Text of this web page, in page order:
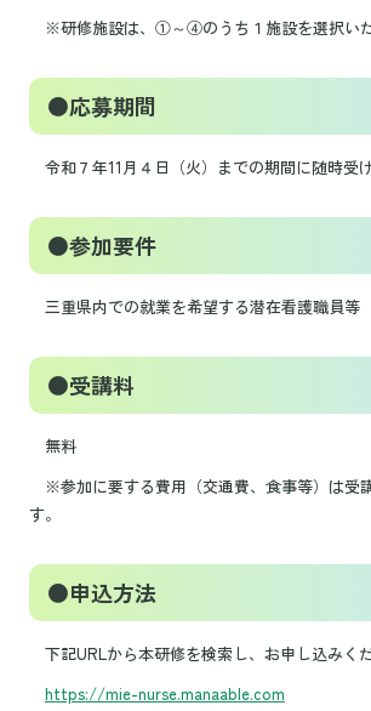
※研修施設は、①～④のうち１施設を選択いた
●応募期間
令和７年11月４日（火）までの期間に随時受
●参加要件
三重県内での就業を希望する潜在看護職員等
●受講料
無料
※参加に要する費用（交通費、食事等）は受
す。
●申込方法
下記URLから本研修を検索し、お申し込みくだ
https://mie-nurse.manaable.com